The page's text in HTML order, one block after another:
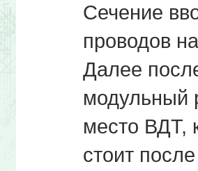
Сечение
проводов
Далее
модульный
место ВДТ,
стоит